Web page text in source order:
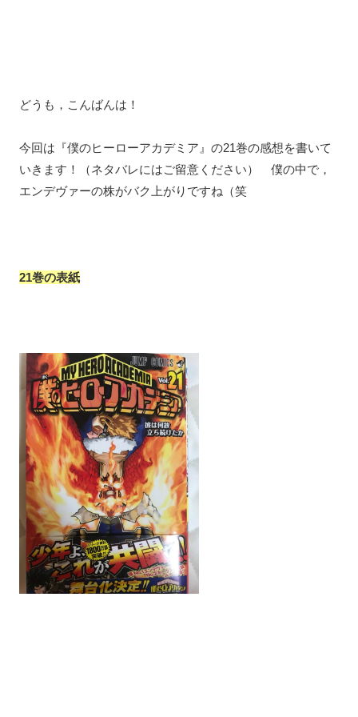
どうも，こんばんは！
今回は『僕のヒーローアカデミア』の21巻の感想を書いて
いきます！（ネタバレにはご留意ください） 僕の中で，
エンデヴァーの株がバク上がりですね（笑
21巻の表紙